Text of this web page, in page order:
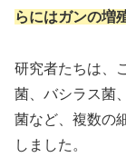
らにはガンの増
研究者たちは、
菌、バシラス菌
菌など、複数の
しました。